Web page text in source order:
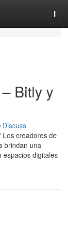
Bitly y
Discuss
Los creadores de
brindan una
espacios digitales